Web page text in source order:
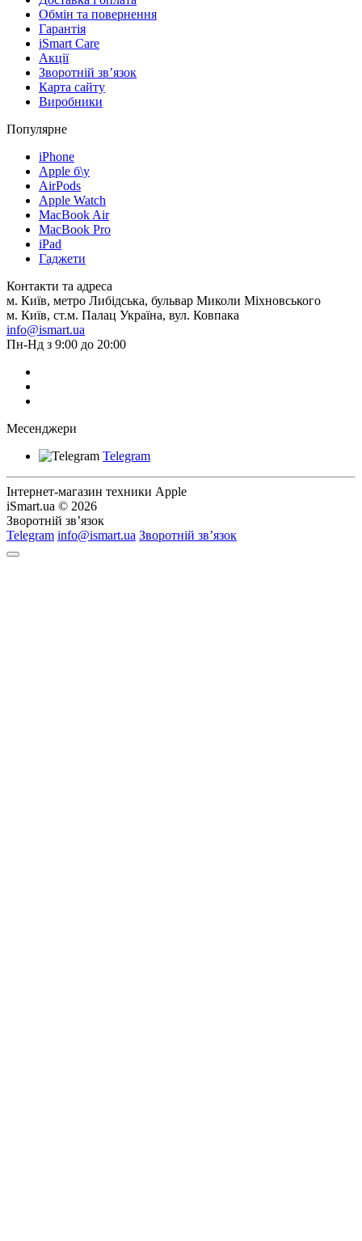
Обмін та повернення
Гарантія
iSmart Care
Акції
Зворотній зв’язок
Карта сайту
Виробники
Популярне
iPhone
Apple б\у
AirPods
Apple Watch
MacBook Air
MacBook Pro
iPad
Гаджети
Контакти та адреса
м. Київ, метро Либідська, бульвар Миколи Міхновського
м. Київ, ст.м. Палац Україна, вул. Ковпака
info@ismart.ua
Пн-Нд з 9:00 до 20:00
Месенджери
Telegram
Інтернет-магазин техники Apple
iSmart.ua © 2026
Зворотній зв’язок
Telegram info@ismart.ua Зворотній зв’язок